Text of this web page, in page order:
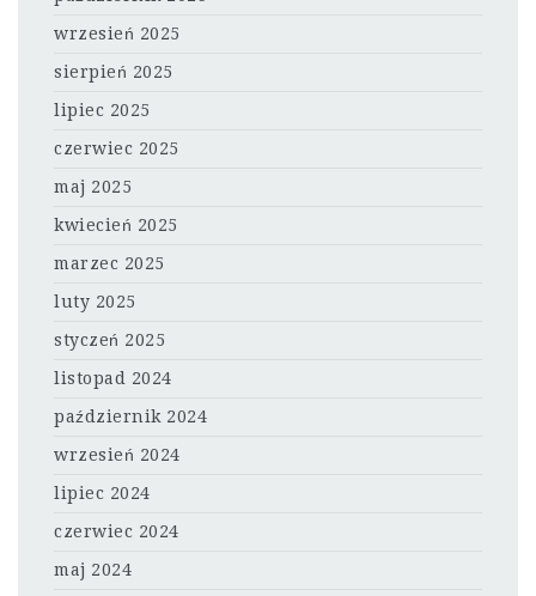
wrzesień 2025
sierpień 2025
lipiec 2025
czerwiec 2025
maj 2025
kwiecień 2025
marzec 2025
luty 2025
styczeń 2025
listopad 2024
październik 2024
wrzesień 2024
lipiec 2024
czerwiec 2024
maj 2024